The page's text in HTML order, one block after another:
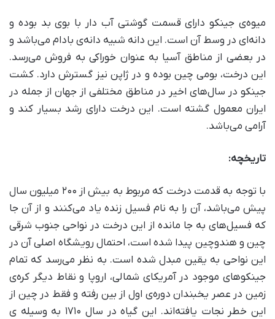
میوه‌ی جینکو دارای قسمت گوشتی آب دار با بوی بد بوده و
دانه‌ای در وسط آن است. این دانه شبیه دانه‌ی بادام می‌باشد و
در بعضی از مناطق آسیا به عنوان خوراکی به فروش می‌رسد.
این درخت، بومی چین بوده و در ژاپن نیز گسترش دارد. کشت
جینکو در سال‌های اخیر در مناطق مختلفی از جهان از جمله در
ایران معمول گشته است. این درخت دارای رشد بسیار کند و
آرامی می‌باشد.
تاریخچه:
با توجه به قدمت درخت که مربوط به بیش از ۲۰۰ میلیون سال
پیش می‌باشد، آن را به نام فسیل زنده یاد می‌کنند و از آن جا
که فسیل‌های به جا مانده از این درخت در نواحی جنوب شرقی
چین و هندوچین پیدا شده است، احتمال رویشگاه اصلی آن در
این نواحی به یقین مبدل شده است. به نظر می‌رسد که تمام
جینکوهای موجود در آمریکای شمالی، اروپا و نقاط دیگر کره‌ی
زمین در عصر یخبندان دوره‌ی اول از بین رفته و فقط در چین از
این خطر نجات یافته‌اند. این گیاه در سال ۱۷۱۰ به وسیله ی